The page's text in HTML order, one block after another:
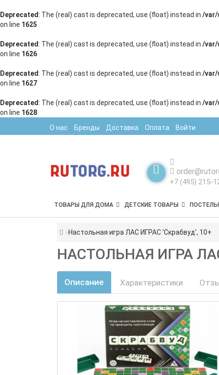
Deprecated : The (real) cast is deprecated, use (float) instead in /var/
on line 1625
Deprecated : The (real) cast is deprecated, use (float) instead in /var/
on line 1626
Deprecated : The (real) cast is deprecated, use (float) instead in /var/
on line 1627
Deprecated : The (real) cast is deprecated, use (float) instead in /var/
on line 1628
О нас
Бренды Доставка Оплата Войти
+7 (495) 215-
ТОВАРЫ ДЛЯ ДОМА ДЕТСКИЕ ТОВАРЫ
Настольная игра ЛАС ИГРАС 'Скрабвуд', 10+
НАСТОЛЬНАЯ ИГРА
Описание Характеристики